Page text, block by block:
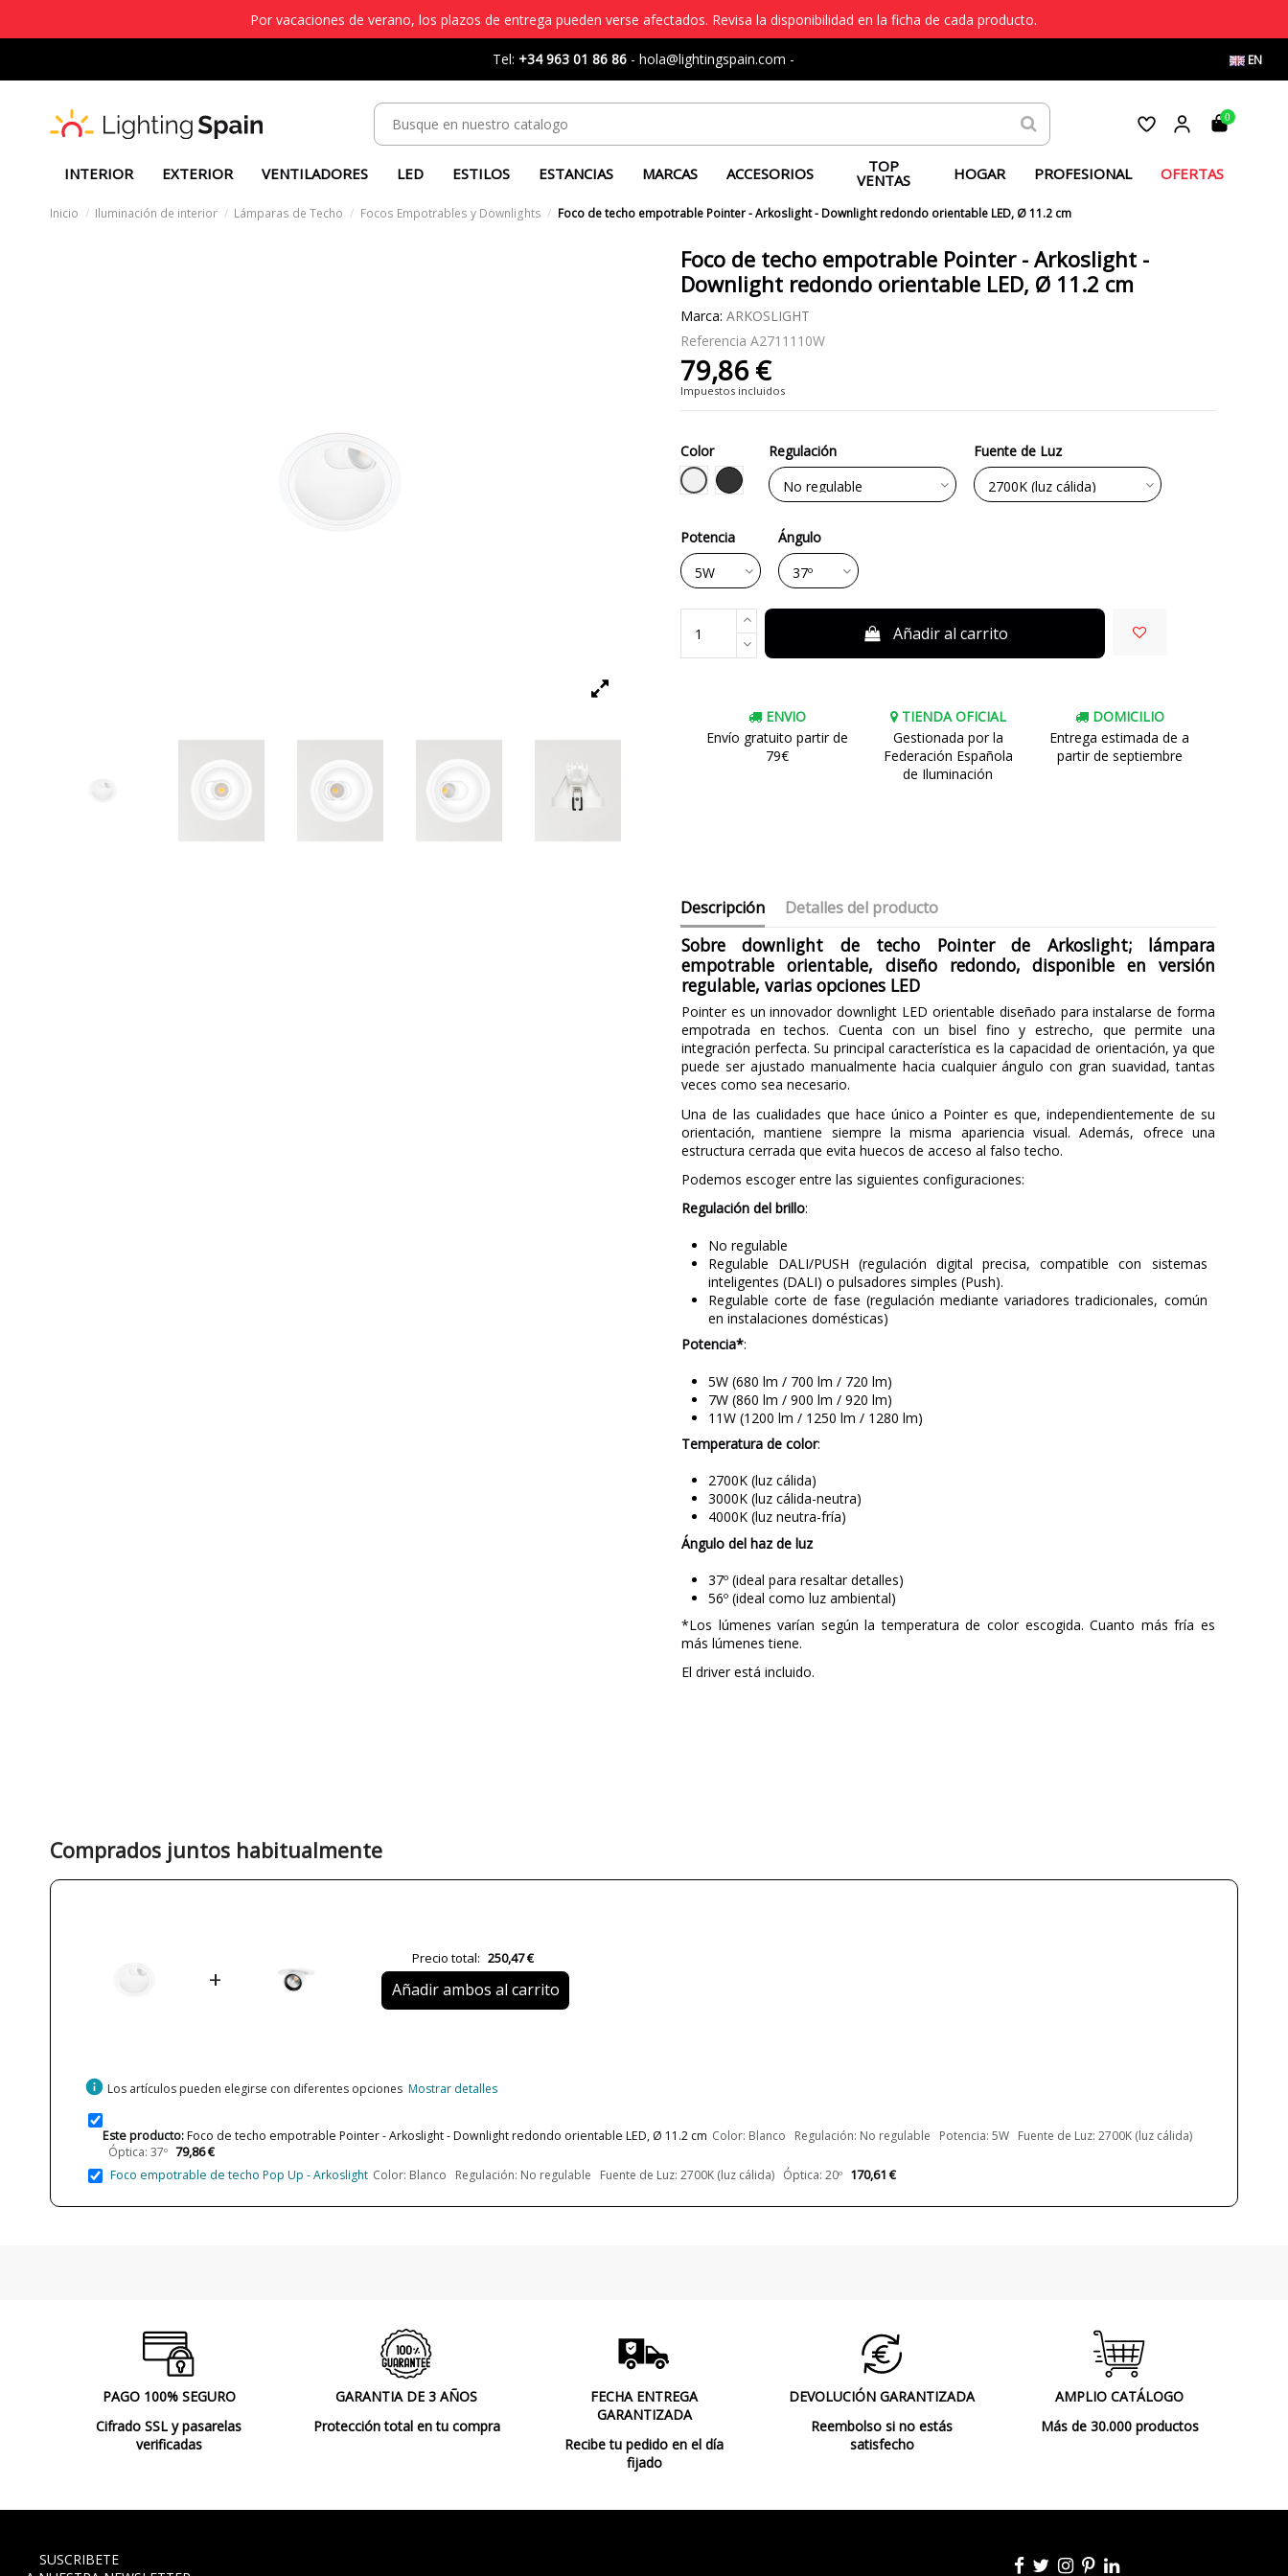
Por vacaciones de verano, los plazos de entrega pueden verse afectados. Revisa la disponibilidad en la ficha de cada producto.
Tel: +34 963 01 86 86 - hola@lightingspain.com - EN
0
INTERIOR EXTERIOR VENTILADORES LED ESTILOS ESTANCIAS MARCAS ACCESORIOS TOP
VENTAS HOGAR PROFESIONAL OFERTAS
Inicio Iluminación de interior Lámparas de Techo Focos Empotrables y Downlights Foco de techo empotrable Pointer - Arkoslight - Downlight redondo orientable LED, Ø 11.2 cm
Foco de techo empotrable Pointer - Arkoslight -
Downlight redondo orientable LED, Ø 11.2 cm
Marca: ARKOSLIGHT
Referencia A2711110W
79,86 €
Impuestos incluidos
Color
Blanco Negro
Regulación Fuente de Luz
Potencia Ángulo
Añadir al carrito
ENVIO
Envío gratuito partir de
79€
TIENDA OFICIAL
Gestionada por la
Federación Española
de Iluminación
DOMICILIO
Entrega estimada de a
partir de septiembre
Descripción Detalles del producto
Sobre downlight de techo Pointer de Arkoslight; lámpara
empotrable orientable, diseño redondo, disponible en versión
regulable, varias opciones LED
Pointer es un innovador downlight LED orientable diseñado para instalarse de forma
empotrada en techos. Cuenta con un bisel fino y estrecho, que permite una
integración perfecta. Su principal característica es la capacidad de orientación, ya que
puede ser ajustado manualmente hacia cualquier ángulo con gran suavidad, tantas
veces como sea necesario.
Una de las cualidades que hace único a Pointer es que, independientemente de su
orientación, mantiene siempre la misma apariencia visual. Además, ofrece una
estructura cerrada que evita huecos de acceso al falso techo.
Podemos escoger entre las siguientes configuraciones:
Regulación del brillo:
No regulable
Regulable DALI/PUSH (regulación digital precisa, compatible con sistemas
inteligentes (DALI) o pulsadores simples (Push).
Regulable corte de fase (regulación mediante variadores tradicionales, común
en instalaciones domésticas)
Potencia*:
5W (680 lm / 700 lm / 720 lm)
7W (860 lm / 900 lm / 920 lm)
11W (1200 lm / 1250 lm / 1280 lm)
Temperatura de color:
2700K (luz cálida)
3000K (luz cálida-neutra)
4000K (luz neutra-fría)
Ángulo del haz de luz
37º (ideal para resaltar detalles)
56º (ideal como luz ambiental)
*Los lúmenes varían según la temperatura de color escogida. Cuanto más fría es
más lúmenes tiene.
El driver está incluido.
Lumens (LED)
11W
Temperatura de Color
2700K (luz cálida)
Comprados juntos habitualmente
+
Precio total: 250,47 €
Añadir ambos al carrito
info Los artículos pueden elegirse con diferentes opciones Mostrar detalles
Este producto:Foco de techo empotrable Pointer - Arkoslight - Downlight redondo orientable LED, Ø 11.2 cm Color: Blanco Regulación: No regulable Potencia: 5W Fuente de Luz: 2700K (luz cálida)
Óptica: 37º 79,86 €
Foco empotrable de techo Pop Up - Arkoslight Color: Blanco Regulación: No regulable Fuente de Luz: 2700K (luz cálida) Óptica: 20º 170,61 €
PAGO 100% SEGURO
Cifrado SSL y pasarelas
verificadas
GARANTIA DE 3 AÑOS
Protección total en tu compra
FECHA ENTREGA
GARANTIZADA
Recibe tu pedido en el día
fijado
DEVOLUCIÓN GARANTIZADA
Reembolso si no estás
satisfecho
AMPLIO CATÁLOGO
Más de 30.000 productos
SUSCRIBETE